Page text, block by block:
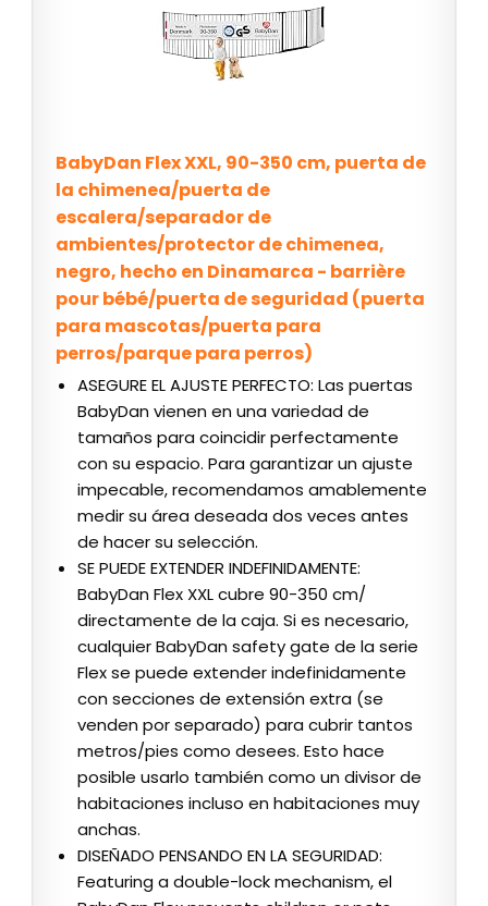
BabyDan Flex XXL, 90-350 cm, puerta de
la chimenea/puerta de
escalera/separador de
ambientes/protector de chimenea,
negro, hecho en Dinamarca - barrière
pour bébé/puerta de seguridad (puerta
para mascotas/puerta para
perros/parque para perros)
ASEGURE EL AJUSTE PERFECTO: Las puertas
BabyDan vienen en una variedad de
tamaños para coincidir perfectamente
con su espacio. Para garantizar un ajuste
impecable, recomendamos amablemente
medir su área deseada dos veces antes
de hacer su selección.
SE PUEDE EXTENDER INDEFINIDAMENTE:
BabyDan Flex XXL cubre 90-350 cm/
directamente de la caja. Si es necesario,
cualquier BabyDan safety gate de la serie
Flex se puede extender indefinidamente
con secciones de extensión extra (se
venden por separado) para cubrir tantos
metros/pies como desees. Esto hace
posible usarlo también como un divisor de
habitaciones incluso en habitaciones muy
anchas.
DISEÑADO PENSANDO EN LA SEGURIDAD:
Featuring a double-lock mechanism, el